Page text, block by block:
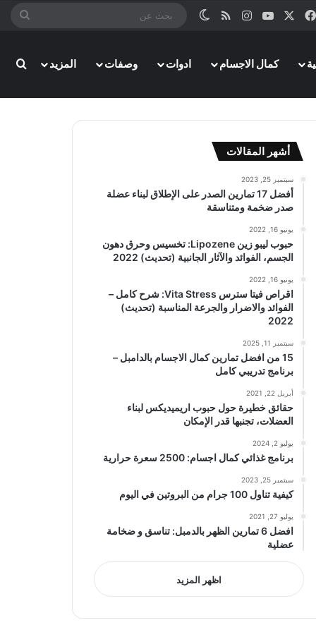
فيسبوك ‫YouTubeانستقرامملخص الموقع RSS
الوضع المظلم
بحث
كمال الاجسام ادوات وصفات المزيد
أشهر المقالات
سبتمبر 25, 2023
أفضل 17 تمارين الصدر على الإطلاق لبناء عضلة
صدر ضخمة ومتناسقة
يونيو 16, 2022
حبوب ليبو زين Lipozene: تخسيس وحرق دهون
الجسم، الفوائد والآثار الجانبية (تحديث) 2022
يونيو 16, 2022
اقراص فيتا سترس Vita Stress: شرح كامل –
الفوائد والاضرار والجرعة المناسبة (تحديث)
2022
سبتمبر 11, 2025
15 من افضل تمارين كمال الاجسام بالدامبل –
برنامج تدريبي كامل
أبريل 22, 2021
حقائق خطيرة حول حبوب اريميديكس لبناء
العضلات، تجنبها قدر الإمكان
يوليو 2, 2024
برنامج غذائي كمال اجسام: 2500 سعرة حرارية
سبتمبر 25, 2023
كيفية تناول 100 جرام من البروتين في اليوم
يوليو 27, 2021
افضل 6 تمارين الظهر بالدمبل: تناسق و ضخامة
عضلية
اظهر المزيد